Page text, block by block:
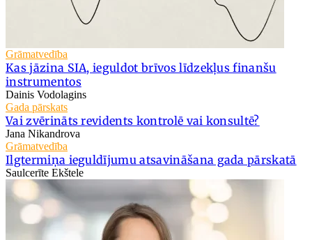
Grāmatvedība
Kas jāzina SIA, ieguldot brīvos līdzekļus finanšu
instrumentos
Dainis Vodolagins
Gada pārskats
Vai zvērināts revidents kontrolē vai konsultē?
Jana Nikandrova
Grāmatvedība
Ilgtermiņa ieguldījumu atsavināšana gada pārskatā
Saulcerīte Ekštele